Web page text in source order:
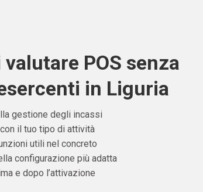
POS senza
in Liguria
gestione degli incassi
il tuo tipo di attività
utili nel concreto
configurazione più adatta
e dopo l’attivazione